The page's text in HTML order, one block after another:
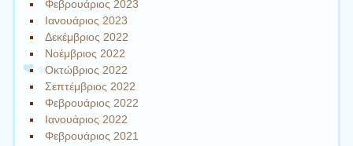
Φεβρουάριος 2023
Ιανουάριος 2023
Δεκέμβριος 2022
Νοέμβριος 2022
Οκτώβριος 2022
Σεπτέμβριος 2022
Φεβρουάριος 2022
Ιανουάριος 2022
Φεβρουάριος 2021